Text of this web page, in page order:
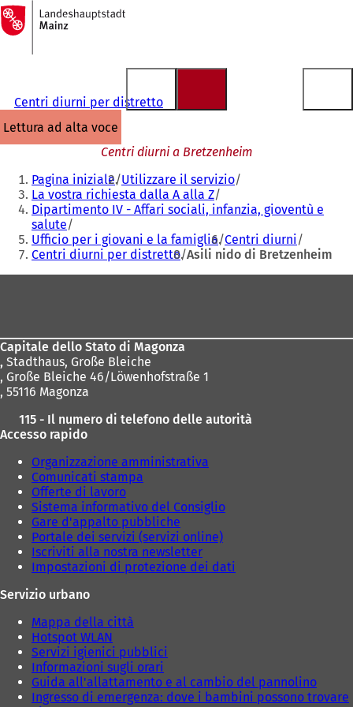
Vai al contenuto
Alla
pagina
iniziale
Centri diurni per distretto
lettura ad alta voce
Centri diurni a Bretzenheim
Siete
qui:
Pagina iniziale Utilizzare il servizio
La vostra richiesta dalla A alla Z
Dipartimento IV - Affari sociali, infanzia, gioventù e
salute
Ufficio per i giovani e la famiglia Centri diurni
Centri diurni per distretto Asili nido di Bretzenheim
Capitale dello Stato di Magonza
, Stadthaus, Große Bleiche
, Große Bleiche 46/Löwenhofstraße 1
, 55116 Magonza
115 - Il numero di telefono delle autorità
Accesso rapido
Organizzazione amministrativa
Comunicati stampa
Offerte di lavoro
Sistema informativo del Consiglio
Gare d'appalto pubbliche
Portale dei servizi (servizi online)
Iscriviti alla nostra newsletter
Impostazioni di protezione dei dati
Servizio urbano
Mappa della città
Hotspot WLAN
Servizi igienici pubblici
Informazioni sugli orari
Guida all'allattamento e al cambio del pannolino
Ingresso di emergenza: dove i bambini possono trovare